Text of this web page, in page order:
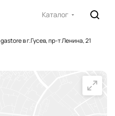
Каталог
gastore в г.Гусев, пр-т Ленина, 21